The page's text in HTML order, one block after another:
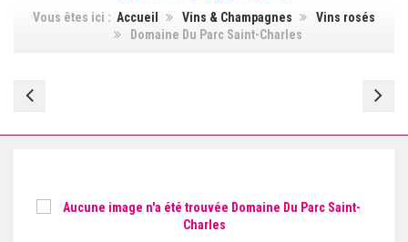
Vous êtes ici : Accueil Vins & Champagnes
Vins rosés
Domaine Du Parc Saint-Charles
Petula